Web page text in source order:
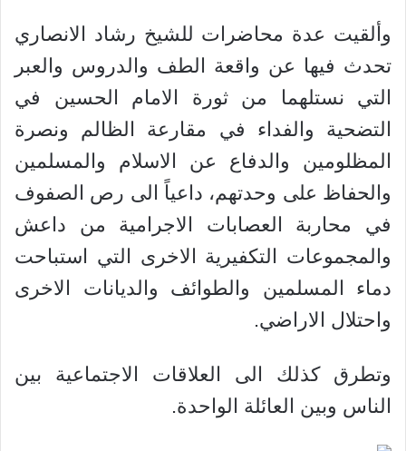
وألقيت عدة محاضرات للشيخ رشاد الانصاري
تحدث فيها عن واقعة الطف والدروس والعبر
التي نستلهما من ثورة الامام الحسين في
التضحية والفداء في مقارعة الظالم ونصرة
المظلومين والدفاع عن الاسلام والمسلمين
والحفاظ على وحدتهم، داعياً الى رص الصفوف
في محاربة العصابات الاجرامية من داعش
والمجموعات التكفيرية الاخرى التي استباحت
دماء المسلمين والطوائف والديانات الاخرى
واحتلال الاراضي.
وتطرق كذلك الى العلاقات الاجتماعية بين
الناس وبين العائلة الواحدة.